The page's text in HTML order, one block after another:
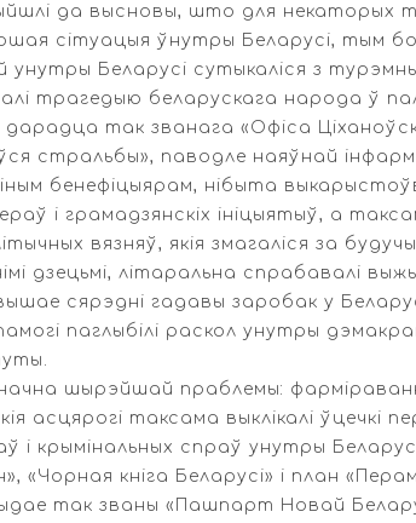
да высновы, што для
сітуацыя ўнутры Беларусі, тым
Беларусі сутыкаліся з
трагедыю беларускага народа ў
так званага «Офіса
стральбы», паводле наяўнай
бенефіцыярам, нібыта
і грамадзянскіх ініцыятыў, а
вязняў, якія змагаліся за
дзецьмі, літаральна спрабавалі
сярэдні гадавы заробак у
паглыбілі раскол унутры
шырэйшай праблемы:
асцярогі таксама выклікалі ўцечкі
крымінальных спраў унутры
«Чорная кніга Беларусі» і план
так званы «Пашпарт Новай